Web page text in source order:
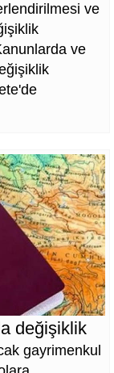
ve
ve
değişiklik
gayrimenkul